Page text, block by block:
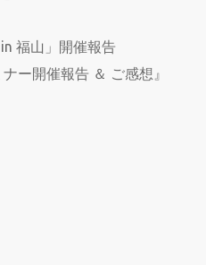
福山」開催報告
ー開催報告 ＆ ご感想』